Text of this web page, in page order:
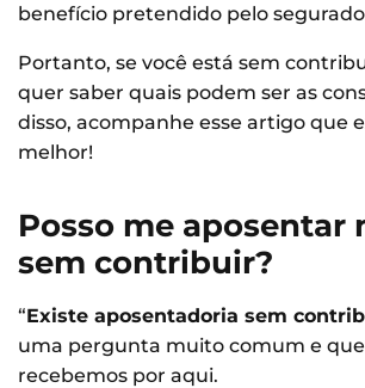
benefício pretendido pelo
Portanto, se você está sem
quer saber quais podem ser as
disso, acompanhe esse artigo que
melhor!
Posso me aposentar
sem contribuir?
“Existe aposentadoria sem
uma pergunta muito comum e
recebemos por aqui.